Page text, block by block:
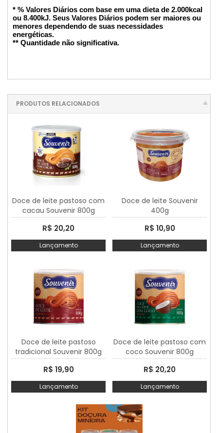
* % Valores Diários com base em uma dieta de 2.000kcal
ou 8.400kJ. Seus Valores Diários podem ser maiores ou
menores dependendo de suas necessidades
energéticas.
** Quantidade não significativa.
PRODUTOS RELACIONADOS
Doce de leite pastoso com
cacau Souvenir 800g
R$ 20,20
Lançamento
Doce de leite Souvenir
400g
R$ 10,90
Lançamento
Doce de leite pastoso
tradicional Souvenir 800g
R$ 19,90
Lançamento
Doce de leite pastoso com
coco Souvenir 800g
R$ 20,20
Lançamento